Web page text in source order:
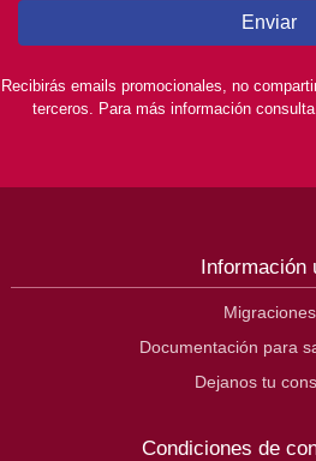
Enviar
Recibirás emails promocionales, no
terceros. Para más información
Información
Migraciones
Documentación para
Dejanos tu
Condiciones de